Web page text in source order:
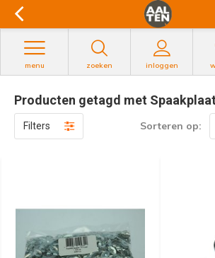
zoeken inloggen
menu
Producten getagd met Spaakplaat
Filters Sorteren op: